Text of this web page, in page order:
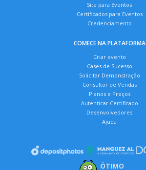
Site para Eventos
Certificados para Eventos
Credenciamento
COMECE NA PLATAFORMA
Criar evento
Cases de Sucesso
Solicitar Demonstração
Consultor de Vendas
Planos e Preços
Autenticar Certificado
Desenvolvedores
Ajuda
ÓTIMO